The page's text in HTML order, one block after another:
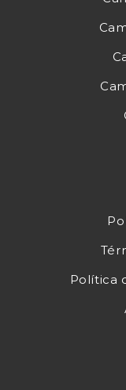
Política